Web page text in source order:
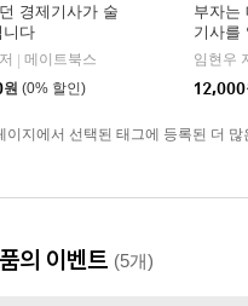
경제기사가 술
니다
| 메이트북스
원 (0% 할인)
부자는
기사를
임현우
12,000
이지에서 선택된 태그에 등록된 더
의 이벤트 (5개)